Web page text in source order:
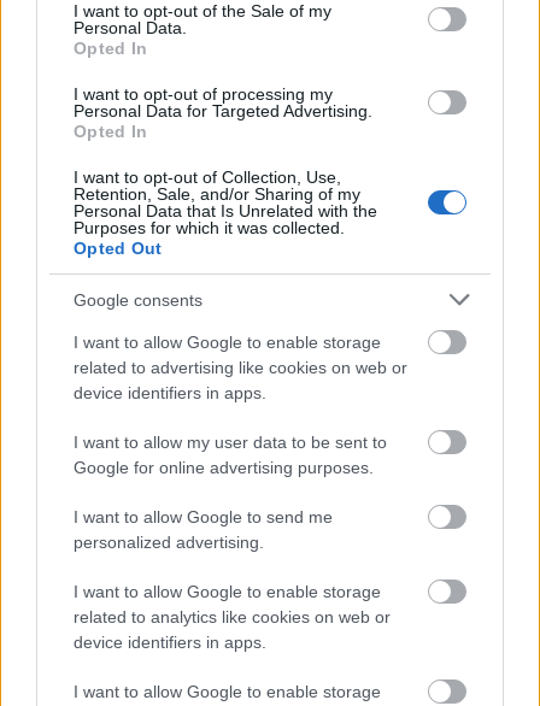
I want to opt-out of the Sale of my
Personal Data.
Opted In
I want to opt-out of processing my
Personal Data for Targeted Advertising.
Opted In
I want to opt-out of Collection, Use,
Retention, Sale, and/or Sharing of my
Personal Data that Is Unrelated with the
Purposes for which it was collected.
Opted Out
Google consents
I want to allow Google to enable storage
related to advertising like cookies on web or
device identifiers in apps.
I want to allow my user data to be sent to
Google for online advertising purposes.
I want to allow Google to send me
personalized advertising.
I want to allow Google to enable storage
related to analytics like cookies on web or
device identifiers in apps.
I want to allow Google to enable storage